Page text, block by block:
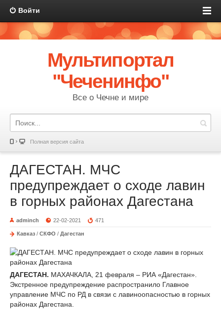
Войти
Мультипортал
"Чеченинфо"
Все о Чечне и мире
Полная версия сайта
ДАГЕСТАН. МЧС
предупреждает о сходе лавин
в горных районах Дагестана
adminch 22-02-2021 471
Кавказ / СКФО / Дагестан
ДАГЕСТАН. МАХАЧКАЛА, 21 февраля – РИА «Дагестан».
Экстренное предупреждение распространило Главное
управление МЧС по РД в связи с лавиноопасностью в горных
районах Дагестана.